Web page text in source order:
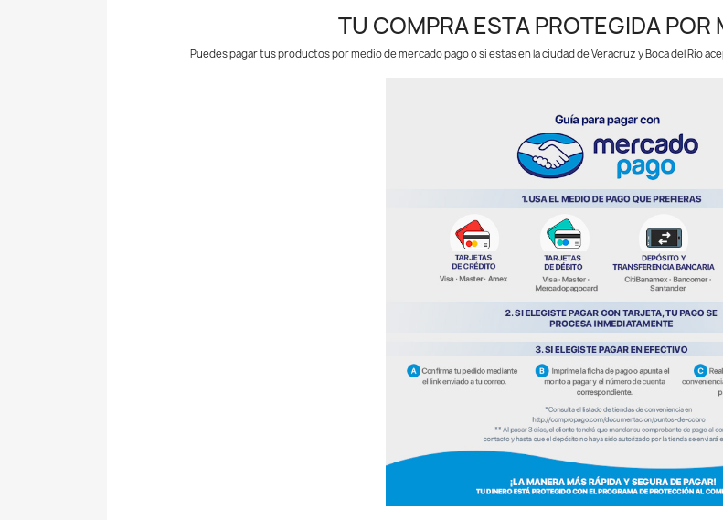
TU COMPRA ESTA PROTEGIDA POR
Puedes pagar tus productos por medio de mercado pago o si estas en la ciudad de Veracruz y Boca del Rio